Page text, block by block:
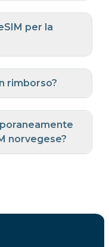
per la
rimborso?
norvegese?